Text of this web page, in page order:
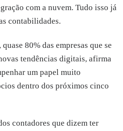
com a nuvem. Tudo isso já
contabilidades.
80% das empresas que se
tendências digitais, afirma
um papel muito
dentro dos próximos cinco
contadores que dizem ter